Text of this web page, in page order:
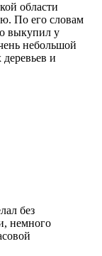
области
По его словам
выкупил у
небольшой
и
без
немного